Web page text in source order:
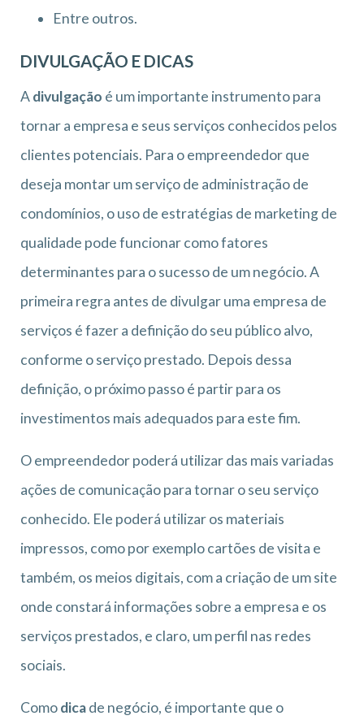
Entre outros.
DIVULGAÇÃO E DICAS
Adivulgação é um importante instrumento para
tornar a empresa e seus serviços conhecidos pelos
clientes potenciais. Para o empreendedor que
deseja montar um serviço de administração de
condomínios, o uso de estratégias de marketing de
qualidade pode funcionar como fatores
determinantes para o sucesso de um negócio. A
primeira regra antes de divulgar uma empresa de
serviços é fazer a definição do seu público alvo,
conforme o serviço prestado. Depois dessa
definição, o próximo passo é partir para os
investimentos mais adequados para este fim.
O empreendedor poderá utilizar das mais variadas
ações de comunicação para tornar o seu serviço
conhecido. Ele poderá utilizar os materiais
impressos, como por exemplo cartões de visita e
também, os meios digitais, com a criação de um site
onde constará informações sobre a empresa e os
serviços prestados, e claro, um perfil nas redes
sociais.
Comodicade negócio, é importante que o